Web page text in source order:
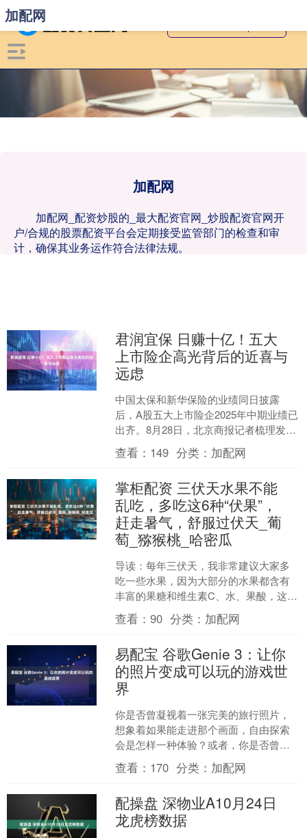
加配网
加配网_配资炒股的_最大配资官网_炒股配资官网开
户/合规的股票配资平台会定期接受监管部门的检查和审
计，确保其业务运作符合法律法规。
加配网
君润宜保 日赚十亿！五大
上市险企高光背后的近喜与
远虑
中国太保和新华保险的业绩同日披露
后，A股五大上市险企2025年中期业绩已
出齐。8月28日，北京商报记者梳理发
现，中国平安、中国人寿、中国人保、
中国太保和新华保险....
查看： 149 分类： 加配网
掌柜配资 三伏天水果不能
乱吃，多吃这6种“伏果”，
赶走暑气，舒服过伏天_葡
萄_猕猴桃_哈密瓜
导读：每年三伏天，我非常建议大家多
吃一些水果，因为大部分的水果都含有
丰富的果糖和维生素C、水、果酸，这些
物质可以起到健脾胃、生津止渴、美白
养颜的功效等功效。而在....
查看：90 分类： 加配网
易配宝 谷歌Genie 3：让你
的照片变成可以玩的游戏世
界
你是否曾凝视着一张完美的旅行照片，
想象着如果能走进那个画面，自由探索
会是怎样一种体验？或者，你是否曾被
一幅画的奇幻氛围所吸引，渴望能在那
片色彩斑斓的世界里奔跑跳....
查看： 170 分类： 加配网
配操盘 深物业A10月24日
龙虎榜数据